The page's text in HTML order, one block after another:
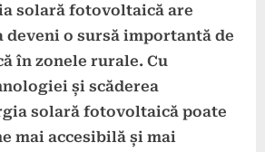
solară fotovoltaică are
deveni o sursă importantă de
în zonele rurale. Cu
și scăderea
solară fotovoltaică poate
mai accesibilă și mai